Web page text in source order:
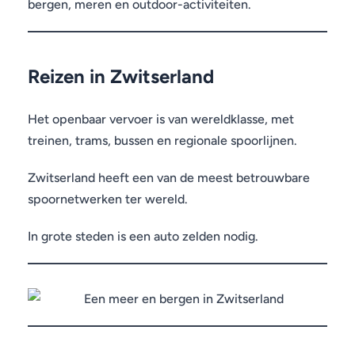
bergen, meren en outdoor-activiteiten.
Reizen in Zwitserland
Het openbaar vervoer is van wereldklasse, met
treinen, trams, bussen en regionale spoorlijnen.
Zwitserland heeft een van de meest betrouwbare
spoornetwerken ter wereld.
In grote steden is een auto zelden nodig.